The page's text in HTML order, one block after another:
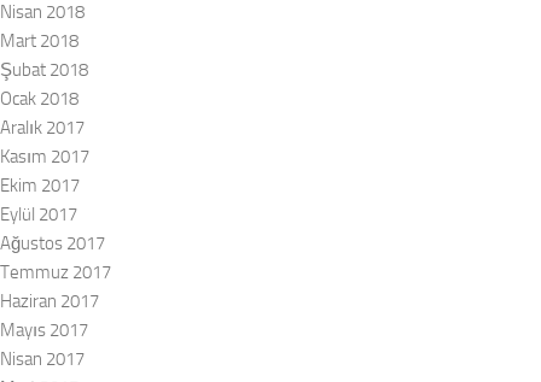
Nisan 2018
Mart 2018
Şubat 2018
Ocak 2018
Aralık 2017
Kasım 2017
Ekim 2017
Eylül 2017
Ağustos 2017
Temmuz 2017
Haziran 2017
Mayıs 2017
Nisan 2017